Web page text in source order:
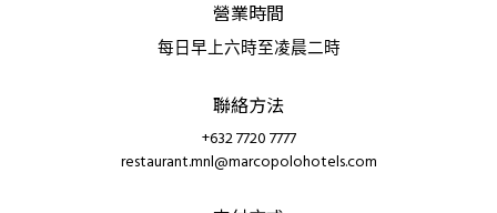
營業時間
每日早上六時至凌晨二時
聯絡方法
+632 7720 7777
restaurant.mnl@marcopolohotels.com